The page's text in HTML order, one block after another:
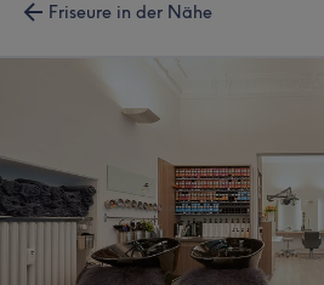
Friseure in der Nähe